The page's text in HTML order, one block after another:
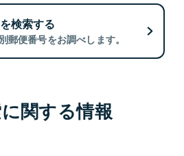
検索する
郵便番号をお調べします。
関する情報